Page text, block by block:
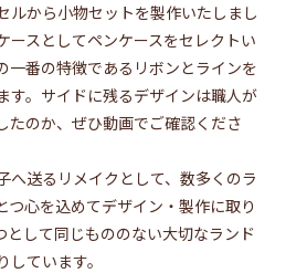
ルから小物セットを製作いたしまし
ースとしてペンケースをセレクトい
一番の特徴であるリボンとラインを
す。サイドに残るデザインは職人が
たのか、ぜひ動画でご確認くださ
へ送るリメイクとして、数多くのラ
つ心を込めてデザイン・製作に取り
として同じもののない大切なランド
ています。